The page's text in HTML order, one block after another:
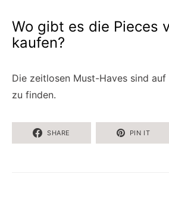
Wo gibt es die Pieces
kaufen?
Die zeitlosen Must-Haves sind auf
zu finden.
SHARE PIN IT